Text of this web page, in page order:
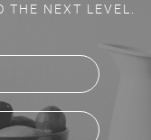
THE NEXT LEVEL.